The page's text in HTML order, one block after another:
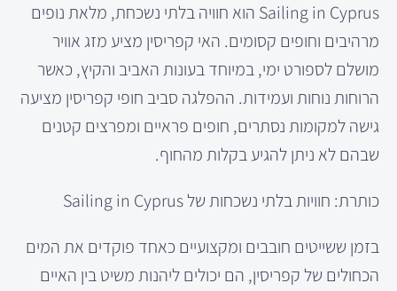
Sailing in Cyprus הוא חוויה בלתי נשכחת, מלאת נופים
מרהיבים וחופים קסומים. האי קפריסין מציע מזג אוויר
מושלם לספורט ימי, במיוחד בעונות האביב והקיץ, כאשר
הרוחות נוחות ועמידות. ההפלגה סביב חופי קפריסין מציעה
גישה למקומות נסתרים, חופים פראיים ומפרצים קטנים
שבהם לא ניתן להגיע בקלות מהחוף.
כותרת: חוויות בלתי נשכחות של Sailing in Cyprus
בזמן ששייטים חובבים ומקצועיים כאחד פוקדים את המים
הכחולים של קפריסין, הם יכולים ליהנות משיט בין האיים